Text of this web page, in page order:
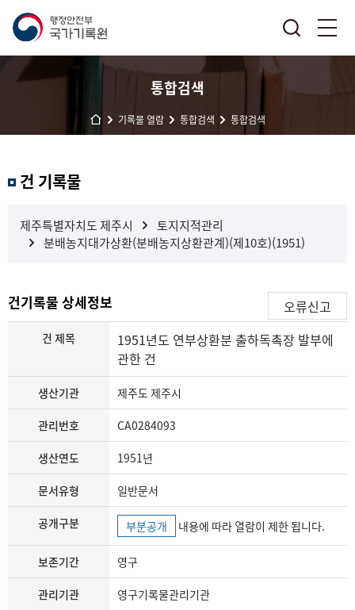
통합검색
기록물 열람 통합검색 통합검색
과 건 기록물
제주특별자치도 제주시
토지지적관리
분배농지대가상환(분배농지상환관계)(제10호)(1951)
건기록물 상세정보 오류신고
건 제목
1951년도 연부상환분 출하독촉장 발부에
관한 건
생산기관 제주도 제주시
관리번호 CA0284093
생산연도 1951년
문서유형 일반문서
공개구분 부분공개 내용에 따라 열람이 제한 됩니다.
보존기간 영구
관리기관 영구기록물관리기관